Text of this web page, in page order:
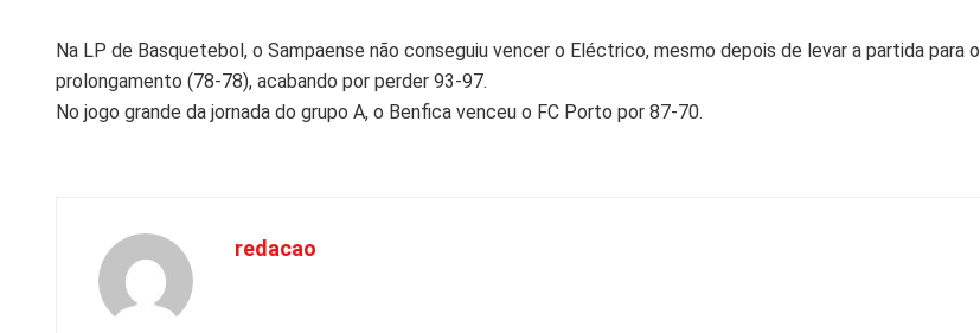
Na LP de Basquetebol, o Sampaense não conseguiu vencer o Eléctrico, mesmo depois de levar a partida para o
prolongamento (78-78), acabando por perder 93-97.
No jogo grande da jornada do grupo A, o Benfica venceu o FC Porto por 87-70.
redacao